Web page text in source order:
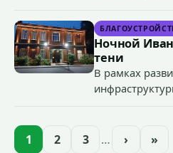
органов
«Гроза-2026».
Ночной
тени
В рамках
проекта
1 2 3 … › »